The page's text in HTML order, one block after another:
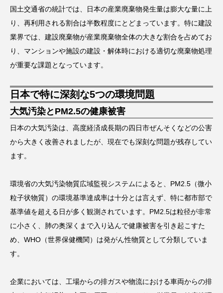
国土交通省の統計では、日本の産業廃棄物発生量は膨大な量に上
り、再利用される割合は半数程度にとどまっています。特に建設
業界では、建設廃棄物が産業廃棄物全体の大きな割合を占めてお
り、マンションや施設の建設・解体時における適切な廃棄物処理
が重要な課題となっています。
日本で特に深刻な5つの環境問題
大気汚染とPM2.5の健康被害
日本の大気汚染は、高度経済成長期の四日市ぜんそくなどの公害
から大きく改善されましたが、現在でも深刻な問題が残存してい
ます。
環境省の大気汚染物質広域監視システムによると、PM2.5（微小
粒子状物質）の環境基準達成率は十分とは言えず、特に都市部で
基準値を超える日が多く観測されています。PM2.5は粒径が非常
に小さく、肺の奥深くまで入り込んで健康被害を引き起こすた
め、WHO（世界保健機関）は発がん性物質として分類していま
す。
企業においては、工場からの排ガスや物流における車両からの排